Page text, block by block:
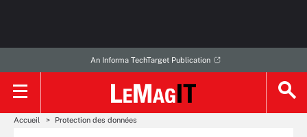
An Informa TechTarget Publication
Accueil Protection des données